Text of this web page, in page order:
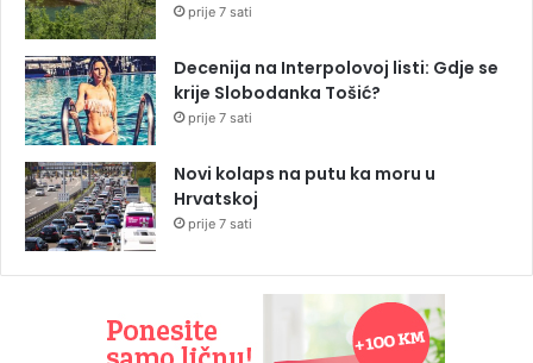
prije 7 sati
Decenija na Interpolovoj listi: Gdje se
krije Slobodanka Tošić?
prije 7 sati
Novi kolaps na putu ka moru u
Hrvatskoj
prije 7 sati